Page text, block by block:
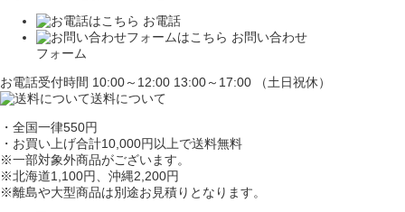
お電話
お問い合わせ
フォーム
お電話受付時間 10:00～12:00 13:00～17:00 （土日祝休）
送料について
・全国一律550円
・お買い上げ合計10,000円以上で送料無料
※一部対象外商品がございます。
※北海道1,100円 、沖縄2,200円
※離島や大型商品は別途お見積りとなります。